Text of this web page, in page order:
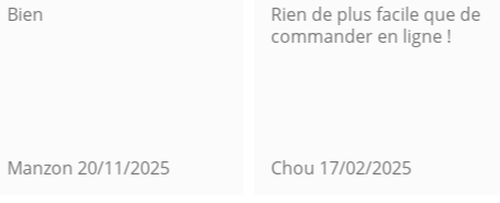
Bien
Manzon 20/11/2025
Rien de plus facile que de
commander en ligne !
Chou 17/02/2025